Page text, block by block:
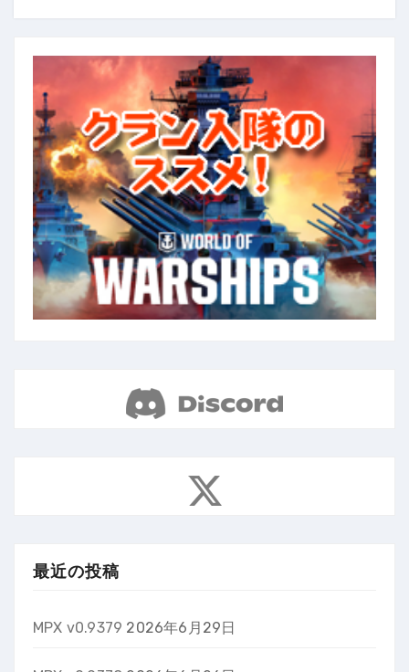
最近の投稿
MPX v0.9379 2026年6月29日